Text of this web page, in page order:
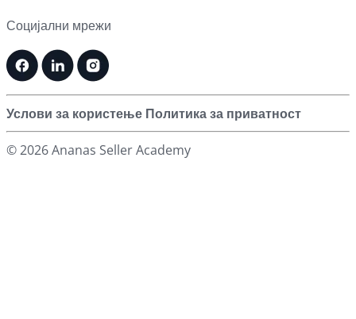
Социјални мрежи
Услови за користење Политика за приватност
© 2026 Ananas Seller Academy